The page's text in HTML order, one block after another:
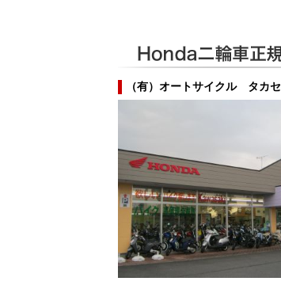
（有）オートサイクル タカセ